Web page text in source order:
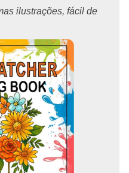
ilustrações, fácil de